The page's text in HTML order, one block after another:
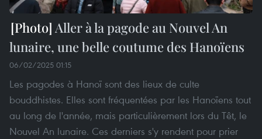
Aller à la pagode au Nouvel An
lunaire, une belle coutume des Hanoïens
06/02/2025 01:15
Les pagodes à Hanoï sont des lieux de culte
bouddhistes. Elles sont fréquentées par les Hanoïens tout
au long de l'année, mais particulièrement lors du Têt, le
Nouvel An lunaire. Ces derniers s'y rendent pour prier